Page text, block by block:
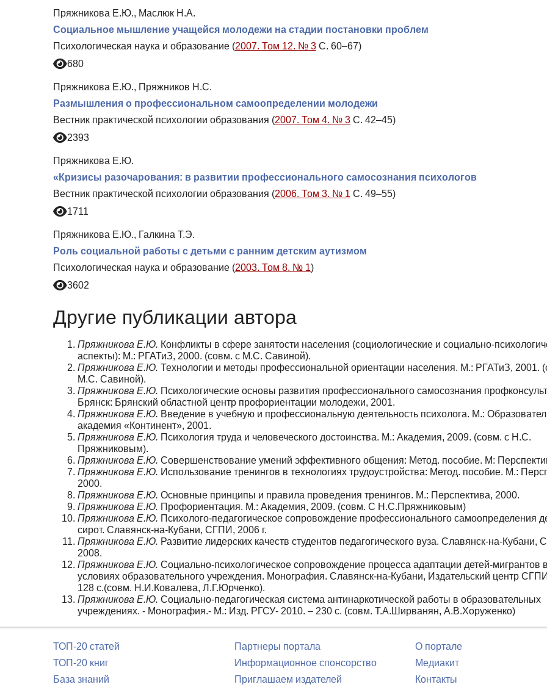
Пряжникова Е.Ю., Маслюк Н.А.
Социальное мышление учащейся молодежи на стадии постановки проблем
Психологическая наука и образование (2007. Том 12. № 3 С. 60–67)
680
Пряжникова Е.Ю., Пряжников Н.С.
Размышления о профессиональном самоопределении молодежи
Вестник практической психологии образования (2007. Том 4. № 3 С. 42–45)
2393
Пряжникова Е.Ю.
«Кризисы разочарования: в развитии профессионального самосознания психологов
Вестник практической психологии образования (2006. Том 3. № 1 С. 49–55)
1711
Пряжникова Е.Ю., Галкина Т.Э.
Роль социальной работы с детьми с ранним детским аутизмом
Психологическая наука и образование (2003. Том 8. № 1)
3602
Другие публикации автора
Пряжникова Е.Ю. Конфликты в сфере занятости населения (социологические и социально-
аспекты): М.: РГАТиЗ, 2000. (совм. с М.С. Савиной).
Пряжникова Е.Ю. Технологии и методы профессиональной ориентации населения. М.: РГАТиЗ, 2001.
М.С. Савиной).
Пряжникова Е.Ю. Психологические основы развития профессионального самосознания
Брянск: Брянский областной центр профориентации молодежи, 2001.
Пряжникова Е.Ю. Введение в учебную и профессиональную деятельность психолога. М.:
академия «Континент», 2001.
Пряжникова Е.Ю. Психология труда и человеческого достоинства. М.: Академия, 2009. (совм. с Н.С.
Пряжниковым).
Пряжникова Е.Ю. Совершенствование умений эффективного общения: Метод. пособие. М:
Пряжникова Е.Ю. Использование тренингов в технологиях трудоустройства: Метод. пособие. М.:
2000.
Пряжникова Е.Ю. Основные принципы и правила проведения тренингов. М.: Перспектива, 2000.
Пряжникова Е.Ю. Профориентация. М.: Академия, 2009. (совм. С Н.С.Пряжниковым)
Пряжникова Е.Ю. Психолого-педагогическое сопровождение профессионального самоопределения
сирот. Славянск-на-Кубани, СГПИ, 2006 г.
Пряжникова Е.Ю. Развитие лидерских качеств студентов педагогического вуза. Славянск-на-Кубани,
2008.
Пряжникова Е.Ю. Социально-психологическое сопровождение процесса адаптации детей-мигрантов
условиях образовательного учреждения. Монография. Славянск-на-Кубани, Издательский центр
128 с.(совм. Н.И.Ковалева, Л.Г.Юрченко).
Пряжникова Е.Ю. Социально-педагогическая система антинаркотической работы в образовательных
учреждениях. - Монография.- М.: Изд. РГСУ- 2010. – 230 с. (совм. Т.А.Ширванян, А.В.Хоруженко)
ТОП-20 статей
ТОП-20 книг
База знаний
Партнеры портала
Информационное спонсорство
Приглашаем издателей
О портале
Медиакит
Контакты